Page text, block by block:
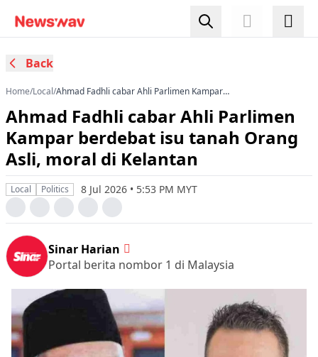
Back
Home/Local/Ahmad Fadhli cabar Ahli Parlimen Kampar
Kelantan
Ahmad Fadhli cabar Ahli Parlimen
Kampar berdebat isu tanah Orang
Asli, moral di Kelantan
Local Politics 8 Jul 2026 • 5:53 PM MYT
Sinar Harian
Portal berita nombor 1 di Malaysia